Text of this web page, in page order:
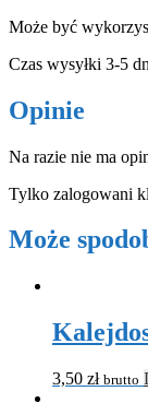
Może być
Czas wysyłki 3-5
Opinie
Na razie nie ma
Tylko zalogowani
Może
3,50 zł brutto